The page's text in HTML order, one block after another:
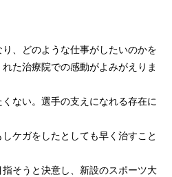
、どのような仕事がしたいのかを
た治療院での感動がよみがえりま
ない。選手の支えになれる存在に
ケガをしたとしても早く治すこと
そうと決意し、新設のスポーツ大